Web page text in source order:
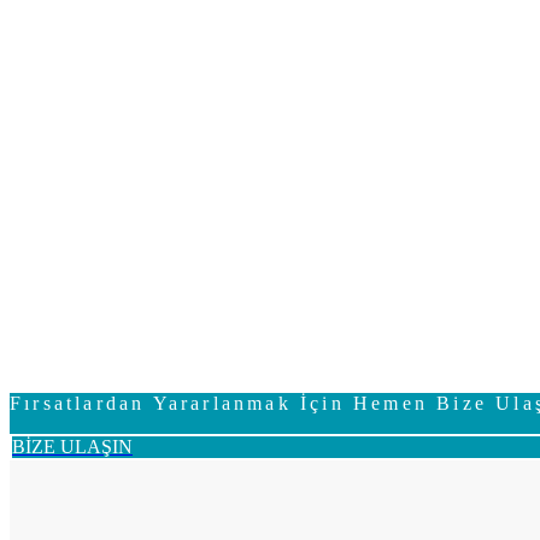
Fırsatlardan Yararlanmak İçin Hemen Bize
BİZE ULAŞIN